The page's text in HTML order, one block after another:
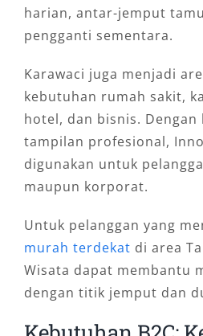
harian, antar-jemput
pengganti sementara.
Karawaci juga menjadi
kebutuhan rumah sakit,
hotel, dan bisnis. Dengan
tampilan profesional,
digunakan untuk
maupun korporat.
Untuk pelanggan yang
murah terdekat di area
Wisata dapat membantu
dengan titik jemput dan